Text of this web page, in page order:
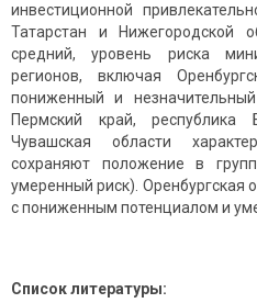
инвестиционной
Татарстан и Нижегородской
средний, уровень риска
регионов, включая
пониженный и
Пермский край, республика
Чувашская области
сохраняют положение в
умеренный риск). Оренбургская
с пониженным потенциалом и
Список литературы: